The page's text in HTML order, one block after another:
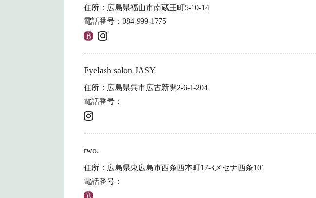
住所：広島県福山市南蔵王町5-10-14
電話番号：084-999-1775
Eyelash salon JASY
住所：広島県呉市広古新開2-6-1-204
電話番号：
two.
住所：広島県東広島市西条西本町17-3メセナ西条101
電話番号：